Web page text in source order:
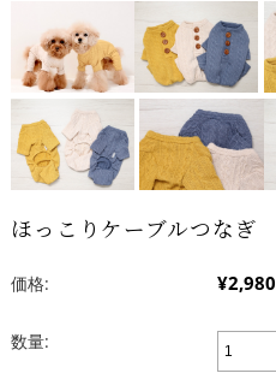
ほっこりケーブルつなぎ
価格: ¥2,980
数量: